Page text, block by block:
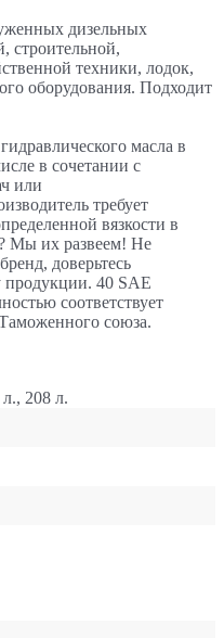
дизельных
строительной,
техники, лодок,
оборудования. Подходит
масла в
в сочетании с
или
требует
вязкости в
Мы их развеем! Не
доверьтесь
продукции. 40 SAE
соответствует
союза.
208 л.